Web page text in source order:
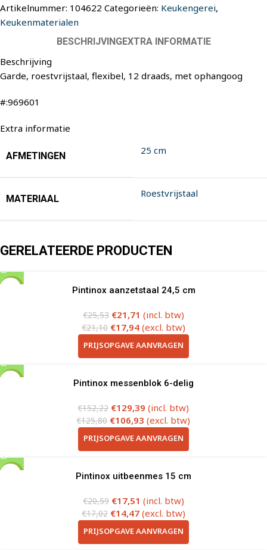
Artikelnummer: 104622 Categorieën: Keukengerei,
Keukenmaterialen
BESCHRIJVINGEXTRA INFORMATIE
Beschrijving
Garde, roestvrijstaal, flexibel, 12 draads, met ophangoog
#:969601
Extra informatie
AFMETINGEN 25 cm
MATERIAAL Roestvrijstaal
GERELATEERDE PRODUCTEN
Pintinox aanzetstaal 24,5 cm
€25,53 €21,71 (incl. btw)
€21,10 €17,94 (excl. btw)
PRIJSOPGAVE AANVRAGEN
Pintinox messenblok 6-delig
€152,22 €129,39 (incl. btw)
€125,80 €106,93 (excl. btw)
PRIJSOPGAVE AANVRAGEN
Pintinox uitbeenmes 15 cm
€20,59 €17,51 (incl. btw)
€17,02 €14,47 (excl. btw)
PRIJSOPGAVE AANVRAGEN